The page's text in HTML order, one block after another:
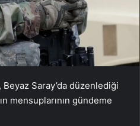
Saray’da düzenlediği
mensuplarının gündeme